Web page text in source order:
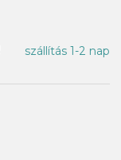
szállítás 1-2 nap